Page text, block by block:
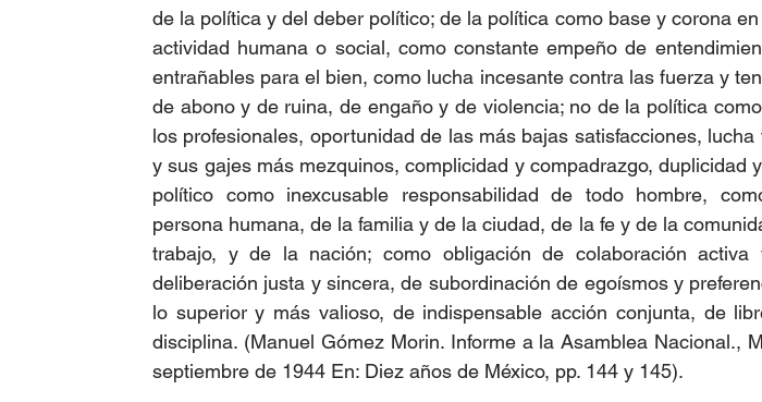
de la política y del deber político; de la política como base y corona
actividad humana o social, como constante empeño de
entrañables para el bien, como lucha incesante contra las fuerza y
de abono y de ruina, de engaño y de violencia; no de la política
los profesionales, oportunidad de las más bajas satisfacciones,
y sus gajes más mezquinos, complicidad y compadrazgo, duplicidad
político como inexcusable responsabilidad de todo hombre,
persona humana, de la familia y de la ciudad, de la fe y de la
trabajo, y de la nación; como obligación de colaboración activa
deliberación justa y sincera, de subordinación de egoísmos y
lo superior y más valioso, de indispensable acción conjunta, de
disciplina. (Manuel Gómez Morin. Informe a la Asamblea Nacional.,
septiembre de 1944 En: Diez años de México, pp. 144 y 145).